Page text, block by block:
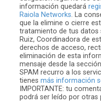
información quedará
Raiola Networks. La
que la elimine o cierre
tratamiento de tus datos
Ruiz, Coordinadora de
derechos de acceso,
eliminación de esta
mensaje desde la
SPAM recurro a los
tienes más información
IMPORTANTE: tu
podrá ser leído por otras